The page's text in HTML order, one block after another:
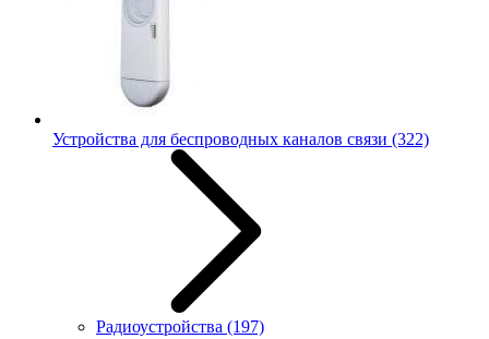
Устройства для беспроводных каналов связи (322)
Радиоустройства (197)